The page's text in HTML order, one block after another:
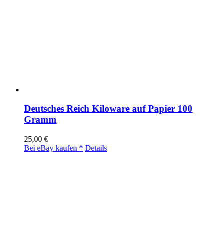
Deutsches Reich Kiloware auf Papier 100
Gramm
25,00 €
Bei eBay kaufen * Details